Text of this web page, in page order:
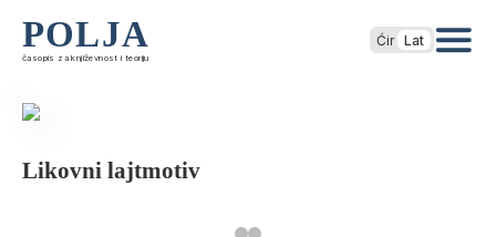
POLJA
časopis za književnost i teoriju
Ćir Lat
Likovni lajtmotiv